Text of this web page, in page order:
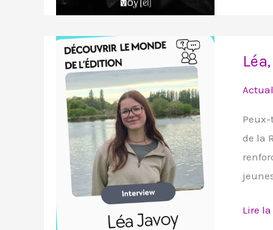
de la
en
Voy’el
Lire